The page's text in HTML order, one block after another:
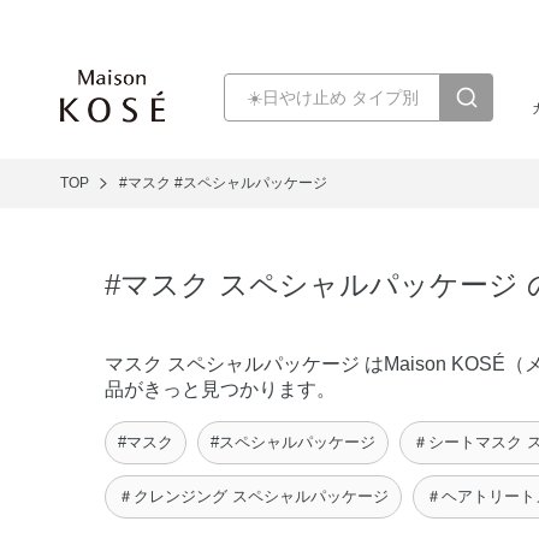
TOP #マスク #スペシャルパッケージ
#マスク スペシャルパッケージ
マスク スペシャルパッケージ はMaison KOSÉ（
品がきっと見つかります。
#マスク #スペシャルパッケージ ＃シートマスク
＃クレンジング スペシャルパッケージ ＃ヘアトリー